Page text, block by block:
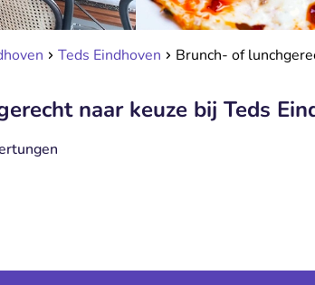
Teds Eindhoven Brunch- of
naar keuze bij Teds